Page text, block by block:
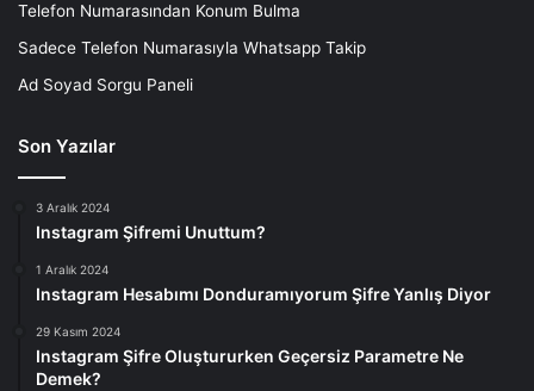
Telefon Numarasından Konum Bulma
Sadece Telefon Numarasıyla Whatsapp Takip
Ad Soyad Sorgu Paneli
Son Yazılar
3 Aralık 2024
Instagram Şifremi Unuttum?
1 Aralık 2024
Instagram Hesabımı Donduramıyorum Şifre Yanlış Diyor
29 Kasım 2024
Instagram Şifre Oluştururken Geçersiz Parametre Ne
Demek?